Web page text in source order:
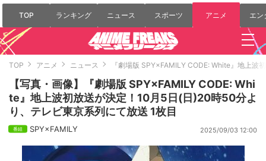
TOP ランキング ニュース スポーツ アニメ エン
TOP アニメ ニュース 『劇場版 SPY×FAMILY CODE: White』地上
【写真・画像】『劇場版 SPY×FAMILY CODE: Whi
te』地上波初放送が決定！10月5日(日)20時50分よ
り、テレビ東京系列にて放送 1枚目
SPY×FAMILY 2025/09/03 12:00